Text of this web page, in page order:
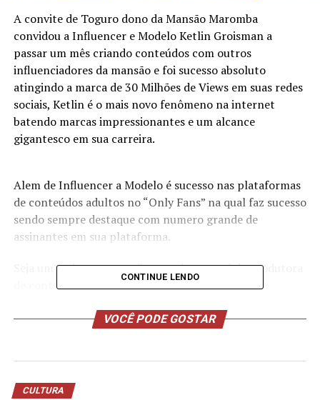
A convite de Toguro dono da Mansão Maromba
convidou a Influencer e Modelo Ketlin Groisman a
passar um mês criando conteúdos com outros
influenciadores da mansão e foi sucesso absoluto
atingindo a marca de 30 Milhões de Views em suas redes
sociais, Ketlin é o mais novo fenômeno na internet
batendo marcas impressionantes e um alcance
gigantesco em sua carreira.
Alem de Influencer a Modelo é sucesso nas plataformas
de conteúdos adultos no “Only Fans” na qual faz sucesso
sendo sempre destaque com numero grande de
assinantes em sua plataforma.
Seja um assinante e confira ensaio sensual da produtora
de conteúdos adultos:
CONTINUE LENDO
VOCÊ PODE GOSTAR
CULTURA